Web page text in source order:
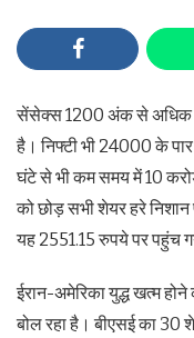
सेंसेक्स 1200 अंक से अधिक
है। निफ्टी भी 24000 के
घंटे से भी कम समय में 10
को छोड़ सभी शेयर हरे
यह 2551.15 रुपये पर पहुंच
ईरान-अमेरिका युद्ध खत्म
बोल रहा है। बीएसई का